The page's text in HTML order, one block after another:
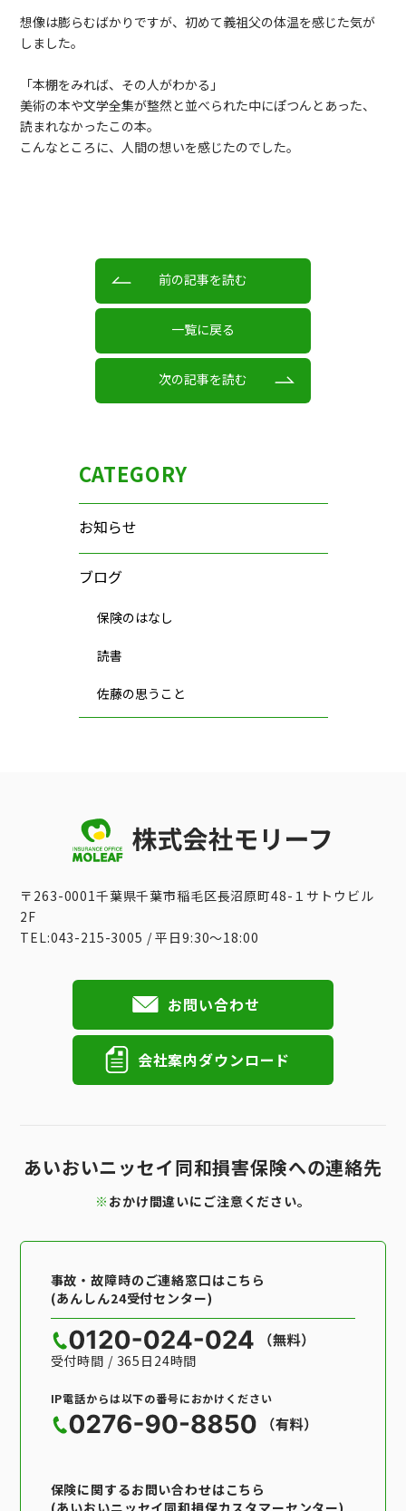
想像は膨らむばかりですが、初めて義祖父の体温を感じた気が
しました。
「本棚をみれば、その人がわかる」
美術の本や文学全集が整然と並べられた中にぽつんとあった、
読まれなかったこの本。
こんなところに、人間の想いを感じたのでした。
前の記事を読む
一覧に戻る
次の記事を読む
CATEGORY
お知らせ
ブログ
保険のはなし
読書
佐藤の思うこと
〒263-0001千葉県千葉市稲毛区長沼原町48-１サトウビル
2F
TEL:043-215-3005 / 平日9:30〜18:00
お問い合わせ
会社案内ダウンロード
あいおいニッセイ同和損害保険への連絡先
※ おかけ間違いにご注意ください。
事故・故障時のご連絡窓口はこちら
(あんしん24受付センター)
受付時間 / 365日24時間
IP電話からは以下の番号におかけください
保険に関するお問い合わせはこちら